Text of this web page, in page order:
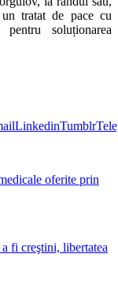
tratat de pace cu
soluționarea
LinkedinTumblr
oferite prin
fi creştini, libertatea